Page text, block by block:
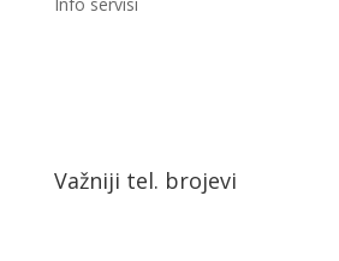
Važniji tel. brojevi